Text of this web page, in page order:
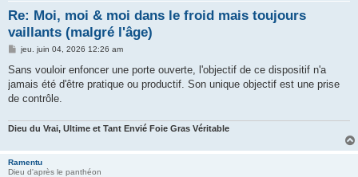
Re: Moi, moi & moi dans le froid mais toujours
vaillants (malgré l'âge)
M
s
a
g
jeu. juin 04, 2026 12:26 am
Sans vouloir enfoncer une porte ouverte, l'objectif de ce dispositif n'a
jamais été d'être pratique ou productif. Son unique objectif est une prise
de contrôle.
Dieu du Vrai, Ultime et Tant Envié Foie Gras Véritable
Ramentu
Dieu d'après le panthéon